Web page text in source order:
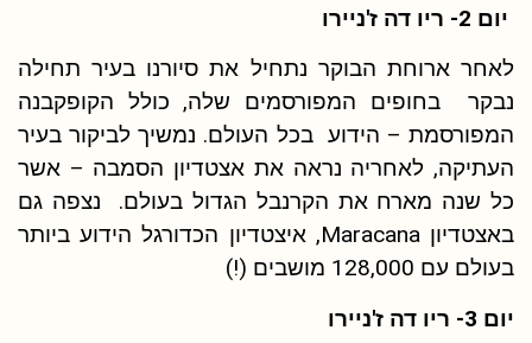
יום 2- ריו דה ז'ניירו
לאחר ארוחת הבוקר נתחיל את סיורנו בעיר תחילה
נבקר בחופים המפורסמים שלה, כולל הקופקבנה
המפורסמת – הידוע בכל העולם. נמשיך לביקור בעיר
העתיקה, לאחריה נראה את אצטדיון הסמבה – אשר
כל שנה מארח את הקרנבל הגדול בעולם. נצפה גם
באצטדיון Maracana, איצטדיון הכדורגל הידוע ביותר
בעולם עם 128,000 מושבים (!)
יום 3- ריו דה ז'ניירו